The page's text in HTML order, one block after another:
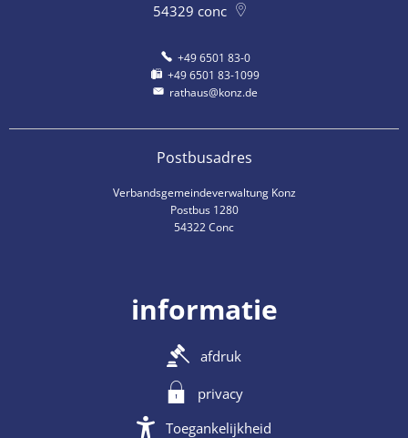
54329 conc
+49 6501 83-0
+49 6501 83-1099
rathaus@konz.de
Postbusadres
Verbandsgemeindeverwaltung Konz
Postbus 1280
54322 Conc
informatie
afdruk
privacy
Toegankelijkheid